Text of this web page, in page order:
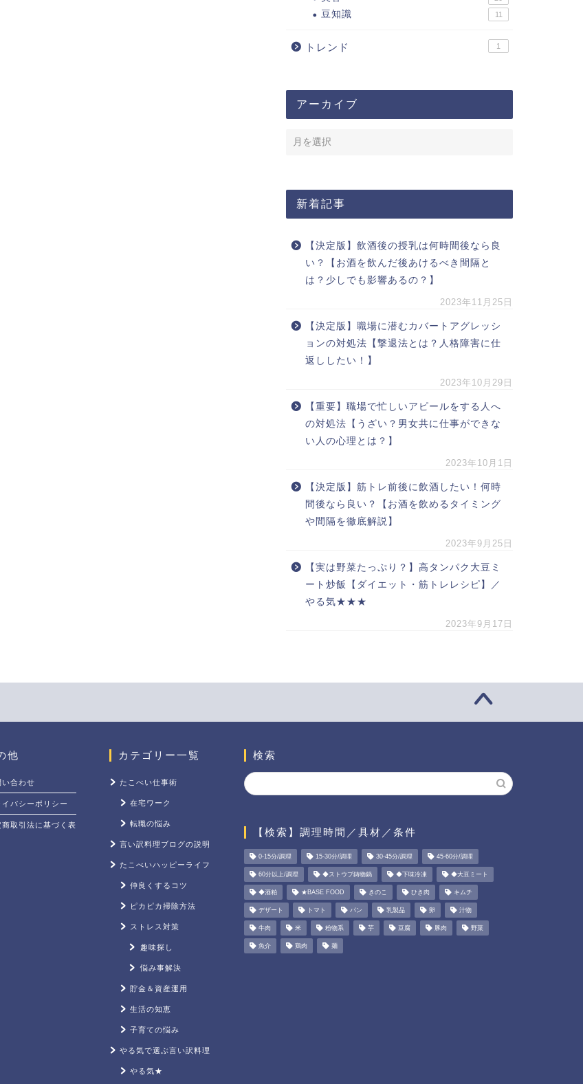
豆知識 11
トレンド 1
アーカイブ
新着記事
【決定版】飲酒後の授乳は何時間後なら良
い？【お酒を飲んだ後あけるべき間隔と
は？少しでも影響あるの？】
2023年11月25日
【決定版】職場に潜むカバートアグレッシ
ョンの対処法【撃退法とは？人格障害に仕
返ししたい！】
2023年10月29日
【重要】職場で忙しいアピールをする人へ
の対処法【うざい？男女共に仕事ができな
い人の心理とは？】
2023年10月1日
【決定版】筋トレ前後に飲酒したい！何時
間後なら良い？【お酒を飲めるタイミング
や間隔を徹底解説】
2023年9月25日
【実は野菜たっぷり？】高タンパク大豆ミ
ート炒飯【ダイエット・筋トレレシピ】／
やる気★★★
2023年9月17日
他
い合わせ
イバシーポリシー
商取引法に基づく表
カテゴリー一覧
たこべい仕事術
在宅ワーク
転職の悩み
言い訳料理ブログの説明
たこべいハッピーライフ
仲良くするコツ
ピカピカ掃除方法
ストレス対策
趣味探し
悩み事解決
貯金＆資産運用
生活の知恵
子育ての悩み
やる気で選ぶ言い訳料理
やる気★
検索
【検索】調理時間／具材／条件
0-15分/調理 15-30分/調理 30-45分/調理 45-60分/調理
60分以上/調理 ◆ストウブ鋳物鍋 ◆下味冷凍 ◆大豆ミート
◆酒粕 ★BASE FOOD きのこ ひき肉 キムチ
デザート トマト パン 乳製品 卵 汁物
牛肉 米 粉物系 芋 豆腐 豚肉 野菜
魚介 鶏肉 麺